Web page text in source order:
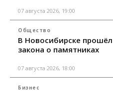
07 августа 2026, 19:00
Общество
В Новосибирске
закона о памятниках
07 августа 2026, 18:00
Бизнес